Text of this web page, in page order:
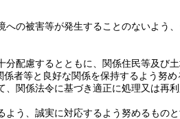
の被害等が発生することのないよう
配慮するとともに、関係住民等及び
者等と良好な関係を保持するよう努め
関係法令に基づき適正に処理又は再
う、誠実に対応するよう努めるものと